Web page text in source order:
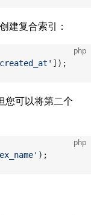
建复合索引：
php
]);
您可以将第二个
php
);